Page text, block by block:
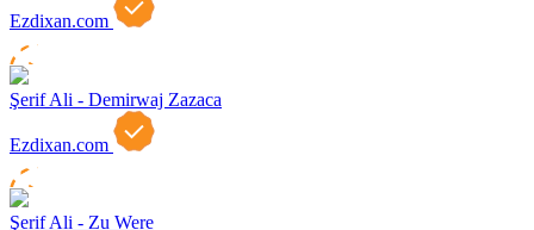
Ezdixan.com
Şerif Ali - Demirwaj Zazaca
Ezdixan.com
Şerif Ali - Zu Were